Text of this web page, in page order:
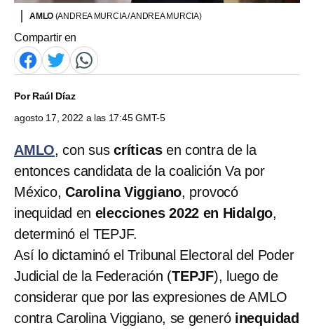
AMLO (ANDREA MURCIA / ANDREA MURCIA)
Compartir en
PorRaúl Díaz
agosto 17, 2022 a las 17:45 GMT-5
AMLO, con suscríticasen contra de la
entonces candidata de la coalición Va por
México, Carolina Viggiano, provocó
inequidad en elecciones 2022 en Hidalgo,
determinó el TEPJF.
Así lo dictaminó el Tribunal Electoral del Poder
Judicial de la Federación (TEPJF), luego de
considerar que por las expresiones de AMLO
contra Carolina Viggiano, se generó inequidad